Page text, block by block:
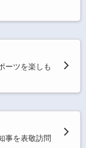
ーツを楽しも
事を表敬訪問